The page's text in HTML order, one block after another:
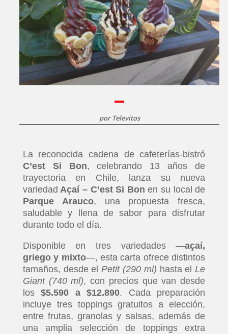
por Televitos
La reconocida cadena de cafeterías-bistró
C’est Si Bon, celebrando 13 años de
trayectoria en Chile, lanza su nueva
variedad Açaí – C’est Si Bon en su local de
Parque Arauco, una propuesta fresca,
saludable y llena de sabor para disfrutar
durante todo el día.
Disponible en tres variedades —açaí,
griego y mixto—, esta carta ofrece distintos
tamaños, desde elPetit (290 ml) hasta elLe
Giant (740 ml), con precios que van desde
los$5.590 a $12.890. Cada preparación
incluye tres toppings gratuitos a elección,
entre frutas, granolas y salsas, además de
una amplia selección de toppings extra